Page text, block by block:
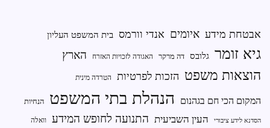
אבטחת מידע איומים אנדי וורמס בית המשפט העליון
גיא זומר גלובס דה מרקר האגודה לזכויות האזרח הארץ
הוצאות משפט הזכות לפרטיות הטרדה מינית
המקום הכי חם בגהנום הנהלת בתי המשפט הנחיות
הסדנא לידע ציבורי העין השביעית התנועה לחופש המידע וואלה